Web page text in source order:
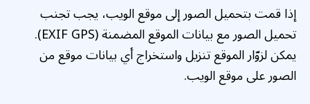
إذا قمت بتحميل الصور إلى موقع الويب، يجب تجنب
تحميل الصور مع بيانات الموقع المضمنة (EXIF GPS).
يمكن لزوّار الموقع تنزيل واستخراج أي بيانات موقع من
الصور على موقع الويب.